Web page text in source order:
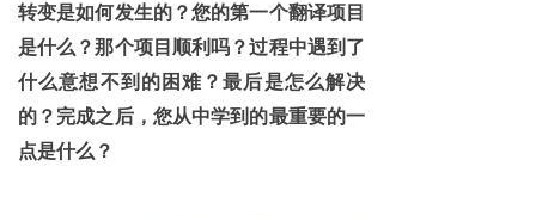
转变是如何发生的？您的第一个翻译项目
是什么？那个项目顺利吗？过程中遇到了
什么意想不到的困难？最后是怎么解决
的？完成之后，您从中学到的最重要的一
点是什么？